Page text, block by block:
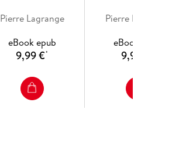
Pierre Lagrange
eBook epub
9,99 €*
Pierre Lagrange
eBook epub
9,99 €